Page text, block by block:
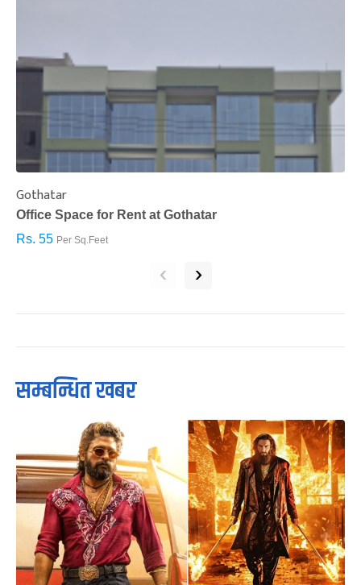
Gothatar
Office Space for Rent at Gothatar
Rs. 55 Per Sq.Feet
‹ ›
सम्बन्धित खबर